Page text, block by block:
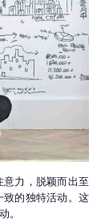
力，脱颖而出至
的独特活动。这
。